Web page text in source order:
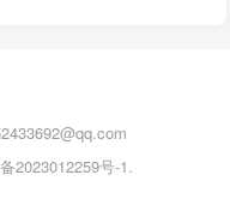
2023012259号-1.